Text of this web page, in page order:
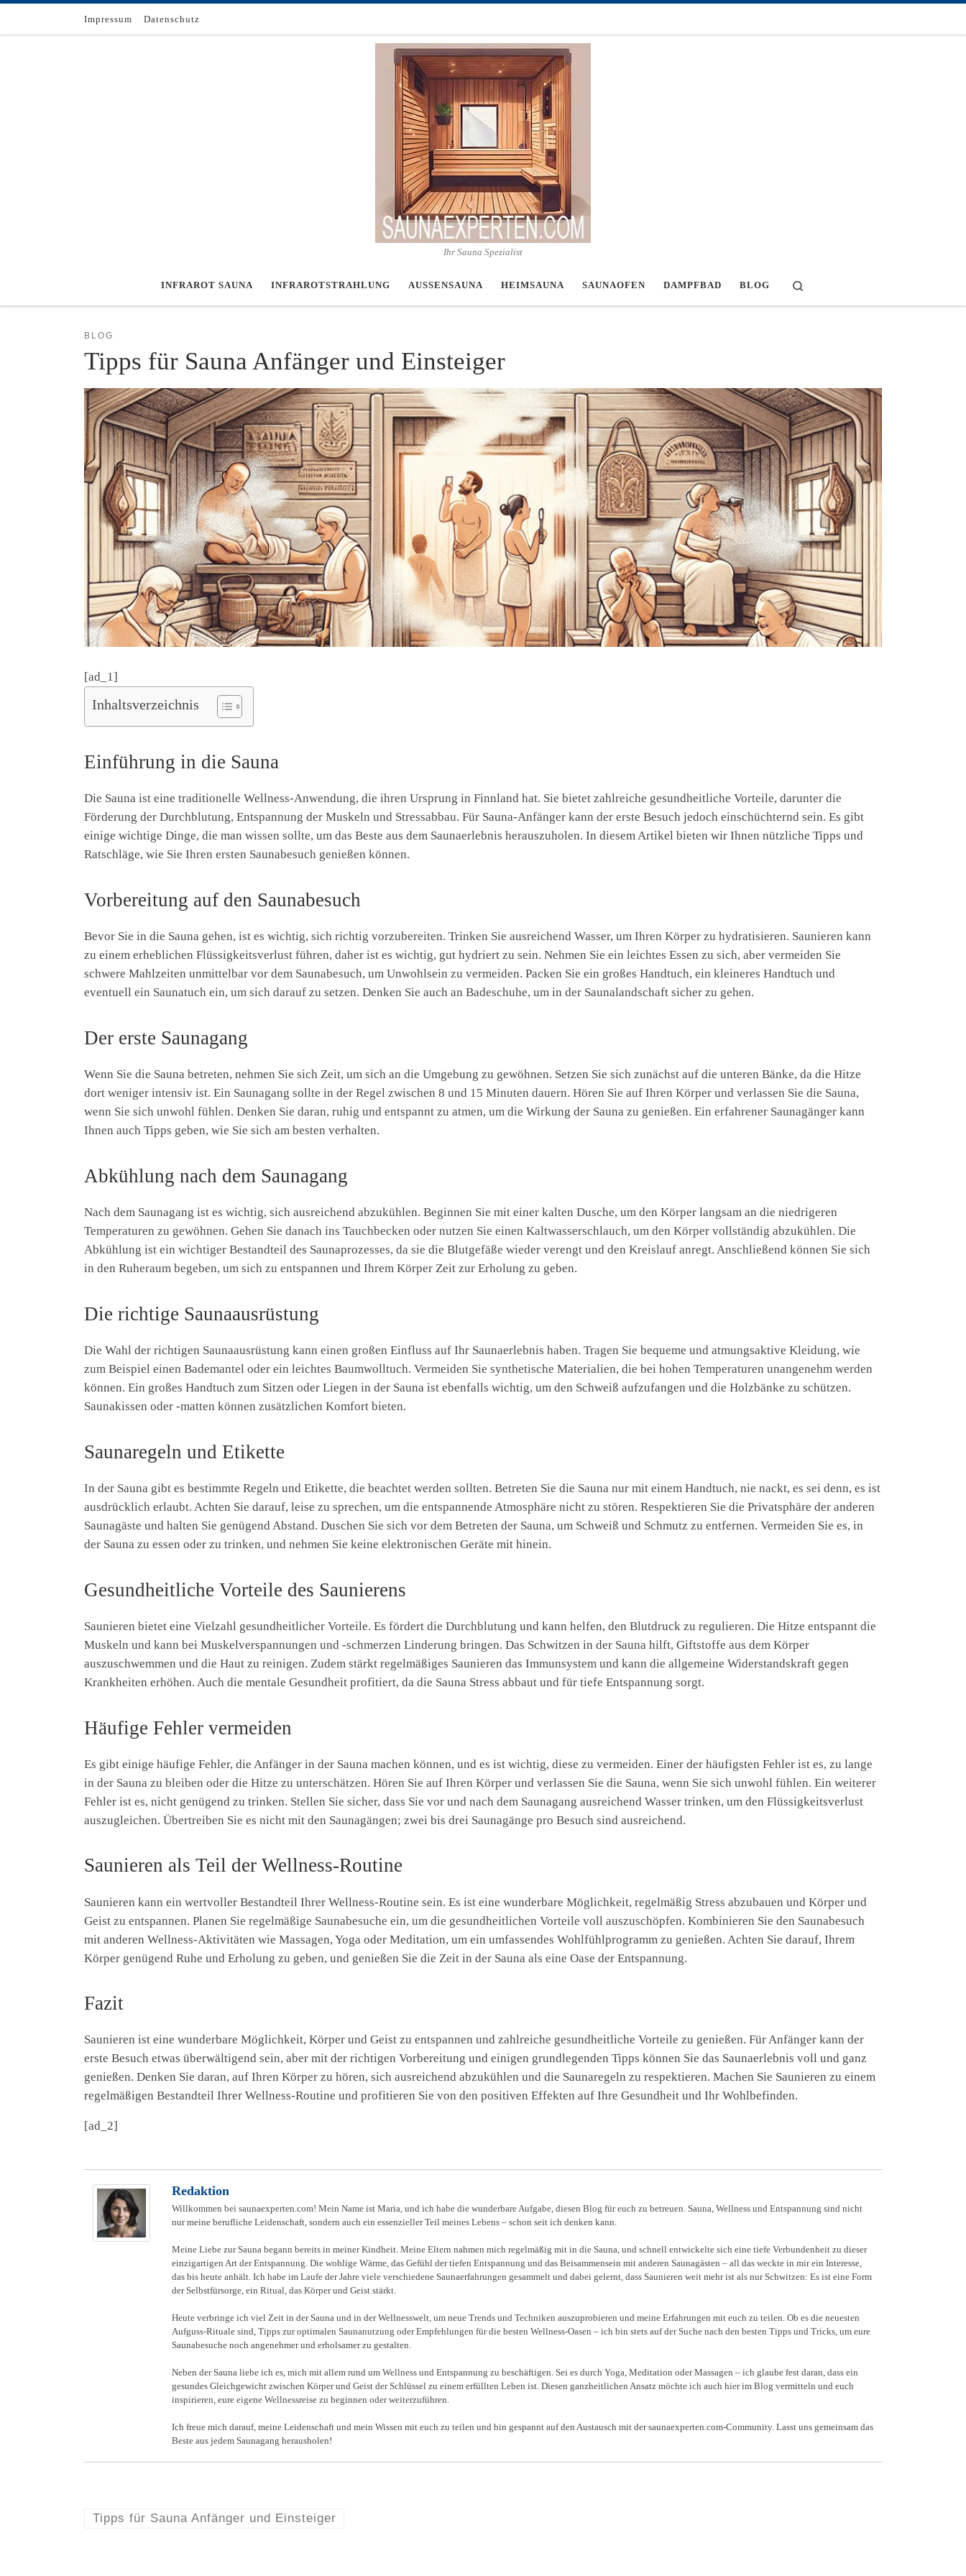
Zum Inhalt springenImpressum Datenschutz
Ihr Sauna Spezialist
INFRAROT SAUNA INFRAROTSTRAHLUNG AUSSENSAUNA HEIMSAUNA SAUNAOFEN DAMPFBAD BLOG
BLOG
Tipps für Sauna Anfänger und Einsteiger
[ad_1]
Inhaltsverzeichnis
Einführung in die Sauna
Die Sauna ist eine traditionelle Wellness-Anwendung, die ihren Ursprung in Finnland hat. Sie bietet zahlreiche gesundheitliche Vorteile, darunter die
Förderung der Durchblutung, Entspannung der Muskeln und Stressabbau. Für Sauna-Anfänger kann der erste Besuch jedoch einschüchternd sein. Es gibt
einige wichtige Dinge, die man wissen sollte, um das Beste aus dem Saunaerlebnis herauszuholen. In diesem Artikel bieten wir Ihnen nützliche Tipps und
Ratschläge, wie Sie Ihren ersten Saunabesuch genießen können.
Vorbereitung auf den Saunabesuch
Bevor Sie in die Sauna gehen, ist es wichtig, sich richtig vorzubereiten. Trinken Sie ausreichend Wasser, um Ihren Körper zu hydratisieren. Saunieren kann
zu einem erheblichen Flüssigkeitsverlust führen, daher ist es wichtig, gut hydriert zu sein. Nehmen Sie ein leichtes Essen zu sich, aber vermeiden Sie
schwere Mahlzeiten unmittelbar vor dem Saunabesuch, um Unwohlsein zu vermeiden. Packen Sie ein großes Handtuch, ein kleineres Handtuch und
eventuell ein Saunatuch ein, um sich darauf zu setzen. Denken Sie auch an Badeschuhe, um in der Saunalandschaft sicher zu gehen.
Der erste Saunagang
Wenn Sie die Sauna betreten, nehmen Sie sich Zeit, um sich an die Umgebung zu gewöhnen. Setzen Sie sich zunächst auf die unteren Bänke, da die Hitze
dort weniger intensiv ist. Ein Saunagang sollte in der Regel zwischen 8 und 15 Minuten dauern. Hören Sie auf Ihren Körper und verlassen Sie die Sauna,
wenn Sie sich unwohl fühlen. Denken Sie daran, ruhig und entspannt zu atmen, um die Wirkung der Sauna zu genießen. Ein erfahrener Saunagänger kann
Ihnen auch Tipps geben, wie Sie sich am besten verhalten.
Abkühlung nach dem Saunagang
Nach dem Saunagang ist es wichtig, sich ausreichend abzukühlen. Beginnen Sie mit einer kalten Dusche, um den Körper langsam an die niedrigeren
Temperaturen zu gewöhnen. Gehen Sie danach ins Tauchbecken oder nutzen Sie einen Kaltwasserschlauch, um den Körper vollständig abzukühlen. Die
Abkühlung ist ein wichtiger Bestandteil des Saunaprozesses, da sie die Blutgefäße wieder verengt und den Kreislauf anregt. Anschließend können Sie sich
in den Ruheraum begeben, um sich zu entspannen und Ihrem Körper Zeit zur Erholung zu geben.
Die richtige Saunaausrüstung
Die Wahl der richtigen Saunaausrüstung kann einen großen Einfluss auf Ihr Saunaerlebnis haben. Tragen Sie bequeme und atmungsaktive Kleidung, wie
zum Beispiel einen Bademantel oder ein leichtes Baumwolltuch. Vermeiden Sie synthetische Materialien, die bei hohen Temperaturen unangenehm werden
können. Ein großes Handtuch zum Sitzen oder Liegen in der Sauna ist ebenfalls wichtig, um den Schweiß aufzufangen und die Holzbänke zu schützen.
Saunakissen oder -matten können zusätzlichen Komfort bieten.
Saunaregeln und Etikette
In der Sauna gibt es bestimmte Regeln und Etikette, die beachtet werden sollten. Betreten Sie die Sauna nur mit einem Handtuch, nie nackt, es sei denn, es ist
ausdrücklich erlaubt. Achten Sie darauf, leise zu sprechen, um die entspannende Atmosphäre nicht zu stören. Respektieren Sie die Privatsphäre der anderen
Saunagäste und halten Sie genügend Abstand. Duschen Sie sich vor dem Betreten der Sauna, um Schweiß und Schmutz zu entfernen. Vermeiden Sie es, in
der Sauna zu essen oder zu trinken, und nehmen Sie keine elektronischen Geräte mit hinein.
Gesundheitliche Vorteile des Saunierens
Saunieren bietet eine Vielzahl gesundheitlicher Vorteile. Es fördert die Durchblutung und kann helfen, den Blutdruck zu regulieren. Die Hitze entspannt die
Muskeln und kann bei Muskelverspannungen und -schmerzen Linderung bringen. Das Schwitzen in der Sauna hilft, Giftstoffe aus dem Körper
auszuschwemmen und die Haut zu reinigen. Zudem stärkt regelmäßiges Saunieren das Immunsystem und kann die allgemeine Widerstandskraft gegen
Krankheiten erhöhen. Auch die mentale Gesundheit profitiert, da die Sauna Stress abbaut und für tiefe Entspannung sorgt.
Häufige Fehler vermeiden
Es gibt einige häufige Fehler, die Anfänger in der Sauna machen können, und es ist wichtig, diese zu vermeiden. Einer der häufigsten Fehler ist es, zu lange
in der Sauna zu bleiben oder die Hitze zu unterschätzen. Hören Sie auf Ihren Körper und verlassen Sie die Sauna, wenn Sie sich unwohl fühlen. Ein weiterer
Fehler ist es, nicht genügend zu trinken. Stellen Sie sicher, dass Sie vor und nach dem Saunagang ausreichend Wasser trinken, um den Flüssigkeitsverlust
auszugleichen. Übertreiben Sie es nicht mit den Saunagängen; zwei bis drei Saunagänge pro Besuch sind ausreichend.
Saunieren als Teil der Wellness-Routine
Saunieren kann ein wertvoller Bestandteil Ihrer Wellness-Routine sein. Es ist eine wunderbare Möglichkeit, regelmäßig Stress abzubauen und Körper und
Geist zu entspannen. Planen Sie regelmäßige Saunabesuche ein, um die gesundheitlichen Vorteile voll auszuschöpfen. Kombinieren Sie den Saunabesuch
mit anderen Wellness-Aktivitäten wie Massagen, Yoga oder Meditation, um ein umfassendes Wohlfühlprogramm zu genießen. Achten Sie darauf, Ihrem
Körper genügend Ruhe und Erholung zu geben, und genießen Sie die Zeit in der Sauna als eine Oase der Entspannung.
Fazit
Saunieren ist eine wunderbare Möglichkeit, Körper und Geist zu entspannen und zahlreiche gesundheitliche Vorteile zu genießen. Für Anfänger kann der
erste Besuch etwas überwältigend sein, aber mit der richtigen Vorbereitung und einigen grundlegenden Tipps können Sie das Saunaerlebnis voll und ganz
genießen. Denken Sie daran, auf Ihren Körper zu hören, sich ausreichend abzukühlen und die Saunaregeln zu respektieren. Machen Sie Saunieren zu einem
regelmäßigen Bestandteil Ihrer Wellness-Routine und profitieren Sie von den positiven Effekten auf Ihre Gesundheit und Ihr Wohlbefinden.
[ad_2]
Redaktion
Willkommen bei saunaexperten.com! Mein Name ist Maria, und ich habe die wunderbare Aufgabe, diesen Blog für euch zu betreuen. Sauna, Wellness und Entspannung sind nicht
nur meine berufliche Leidenschaft, sondern auch ein essenzieller Teil meines Lebens – schon seit ich denken kann.
Meine Liebe zur Sauna begann bereits in meiner Kindheit. Meine Eltern nahmen mich regelmäßig mit in die Sauna, und schnell entwickelte sich eine tiefe Verbundenheit zu dieser
einzigartigen Art der Entspannung. Die wohlige Wärme, das Gefühl der tiefen Entspannung und das Beisammensein mit anderen Saunagästen – all das weckte in mir ein Interesse,
das bis heute anhält. Ich habe im Laufe der Jahre viele verschiedene Saunaerfahrungen gesammelt und dabei gelernt, dass Saunieren weit mehr ist als nur Schwitzen: Es ist eine Form
der Selbstfürsorge, ein Ritual, das Körper und Geist stärkt.
Heute verbringe ich viel Zeit in der Sauna und in der Wellnesswelt, um neue Trends und Techniken auszuprobieren und meine Erfahrungen mit euch zu teilen. Ob es die neuesten
Aufguss-Rituale sind, Tipps zur optimalen Saunanutzung oder Empfehlungen für die besten Wellness-Oasen – ich bin stets auf der Suche nach den besten Tipps und Tricks, um eure
Saunabesuche noch angenehmer und erholsamer zu gestalten.
Neben der Sauna liebe ich es, mich mit allem rund um Wellness und Entspannung zu beschäftigen. Sei es durch Yoga, Meditation oder Massagen – ich glaube fest daran, dass ein
gesundes Gleichgewicht zwischen Körper und Geist der Schlüssel zu einem erfüllten Leben ist. Diesen ganzheitlichen Ansatz möchte ich auch hier im Blog vermitteln und euch
inspirieren, eure eigene Wellnessreise zu beginnen oder weiterzuführen.
Ich freue mich darauf, meine Leidenschaft und mein Wissen mit euch zu teilen und bin gespannt auf den Austausch mit der saunaexperten.com-Community. Lasst uns gemeinsam das
Beste aus jedem Saunagang herausholen!
Tipps für Sauna Anfänger und Einsteiger